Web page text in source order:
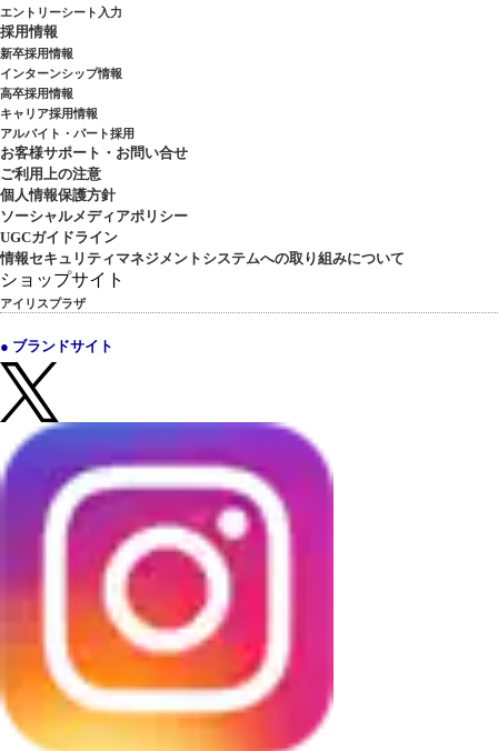
エントリーシート入力
採用情報
新卒採用情報
インターンシップ情報
高卒採用情報
キャリア採用情報
アルバイト・パート採用
お客様サポート・お問い合せ
ご利用上の注意
個人情報保護方針
ソーシャルメディアポリシー
UGCガイドライン
情報セキュリティマネジメントシステムへの取り組みについて
ショップサイト
アイリスプラザ
● ブランドサイト